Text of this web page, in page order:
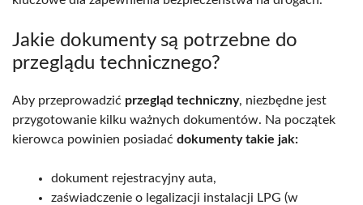
Jakie dokumenty są potrzebne do
przeglądu technicznego?
Aby przeprowadzić przegląd techniczny, niezbędne jest
przygotowanie kilku ważnych dokumentów. Na początek
kierowca powinien posiadać dokumenty takie jak:
dokument rejestracyjny auta,
zaświadczenie o legalizacji instalacji LPG (w